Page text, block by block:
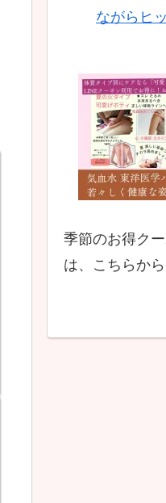
ながらヒ
季節のお得ク
は、こちらか